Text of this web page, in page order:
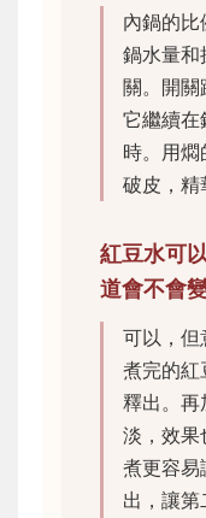
內鍋的比
鍋水量和
關。開關
它繼續在
時。用
破皮，精
紅豆水可
道會不會
可以，但
煮完的紅
釋出。再
淡，效果
煮更容易
出，讓第